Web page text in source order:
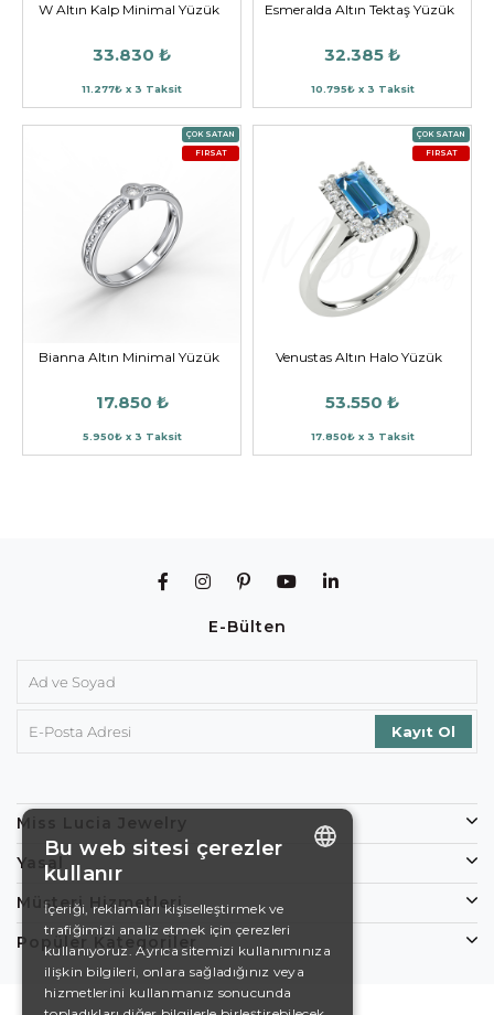
W Altın Kalp Minimal Yüzük
33.830 ₺
11.277₺ x 3 Taksit
Esmeralda Altın Tektaş Yüzük
32.385 ₺
10.795₺ x 3 Taksit
ÇOK SATAN
FIRSAT
Bianna Altın Minimal Yüzük
17.850 ₺
5.950₺ x 3 Taksit
ÇOK SATAN
FIRSAT
Venustas Altın Halo Yüzük
53.550 ₺
17.850₺ x 3 Taksit
E-Bülten
Miss Lucia Jewelry
Yasal
Müşteri Hizmetleri
Popüler Kategoriler
DE
EN
Bu web sitesi çerezler
kullanır
İçeriği, reklamları kişiselleştirmek ve
trafiğimizi analiz etmek için çerezleri
kullanıyoruz. Ayrıca sitemizi kullanımınıza
ilişkin bilgileri, onlara sağladığınız veya
hizmetlerini kullanmanız sonucunda